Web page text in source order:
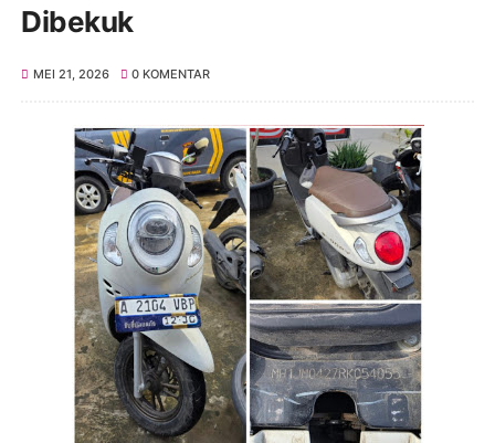
Dibekuk
MEI 21, 2026 0 KOMENTAR